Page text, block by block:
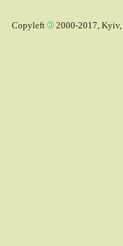
Copyleft 2000-2017, Kyiv,